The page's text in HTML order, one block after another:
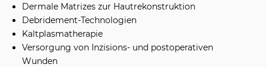
Dermale Matrizes zur Hautrekonstruktion
Debridement-Technologien
Kaltplasmatherapie
Versorgung von Inzisions- und postoperativen
Wunden